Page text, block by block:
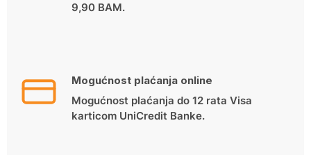
9,90 BAM.
Mogućnost plaćanja online
Mogućnost plaćanja do 12 rata Visa
karticom UniCredit Banke.